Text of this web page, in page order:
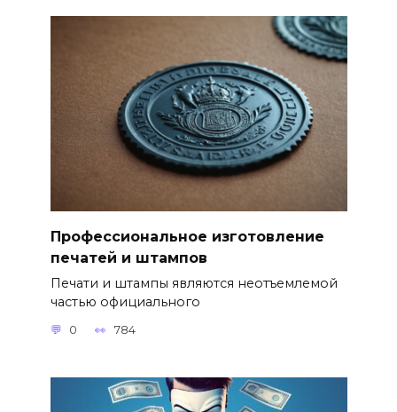
Профессиональное изготовление
печатей и штампов
Печати и штампы являются неотъемлемой
частью официального
0 784